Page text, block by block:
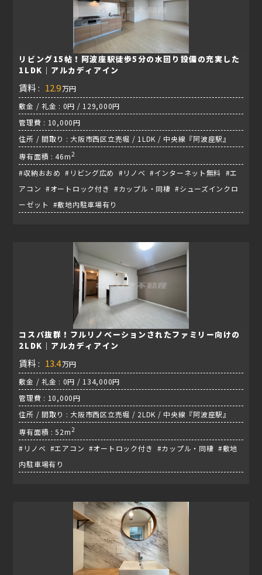
リビング15帖！阿波座駅徒歩5分の水回り設備の充実した
1LDK｜アルカディアイン
賃料 : 12.9万円
敷金 / 礼金 : 0円 / 129,000円
管理費 : 10,000円
住所 / 間取り : 大阪市西区立売堀 / 1LDK / 中央線『阿波座駅』
専有面積 : 46m2
#収納おおめ #リビング広め #リノベ #インターネット無料 #エ
アコン #オートロック付き #カップル・同棲 #シューズインクロ
ーゼット #敷地内駐車場有り
コスパ抜群！フルリノベーションされたファミリー向けの
2LDK｜アルカディアイン
賃料 : 13.4万円
敷金 / 礼金 : 0円 / 134,000円
管理費 : 10,000円
住所 / 間取り : 大阪市西区立売堀 / 2LDK / 中央線『阿波座駅』
専有面積 : 52m2
#リノベ #エアコン #オートロック付き #カップル・同棲 #敷地
内駐車場有り